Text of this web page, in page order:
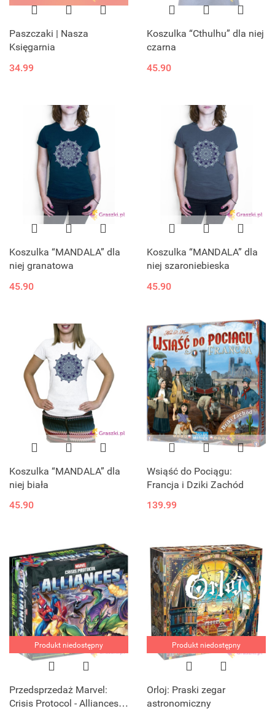
Paszczaki | Nasza
Księgarnia
34.99
Koszulka “Cthulhu” dla niej
czarna
45.90
Koszulka “MANDALA” dla
niej granatowa
45.90
Koszulka “MANDALA” dla
niej szaroniebieska
45.90
Koszulka “MANDALA” dla
niej biała
45.90
Wsiąść do Pociągu:
Francja i Dziki Zachód
139.99
Produkt niedostępny
Przedsprzedaż Marvel:
Crisis Protocol - Alliances -
Produkt niedostępny
Orloj: Praski zegar
astronomiczny